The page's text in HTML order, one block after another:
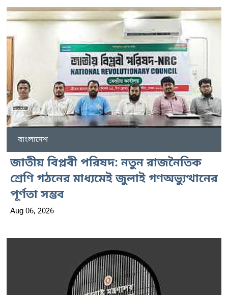
বাংলাদেশ
জাতীয় বিপ্লবী পরিষদ: নতুন রাজনৈতিক
শ্রেণি গঠনের মাধ্যমেই জুলাই গণঅভ্যুত্থানের
পূর্ণতা সম্ভব
Aug 06, 2026